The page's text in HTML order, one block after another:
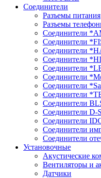
Соединители
Разъемы питания
Разъемы
Соединители
Соединители
Соединители
Соединители
Соединители
Соединители
Соединители
Соединители
Соединители
Соединители D-
Соединители
Соединители
Соединители
Установочные
Акустические
Вентиляторы и
Датчики